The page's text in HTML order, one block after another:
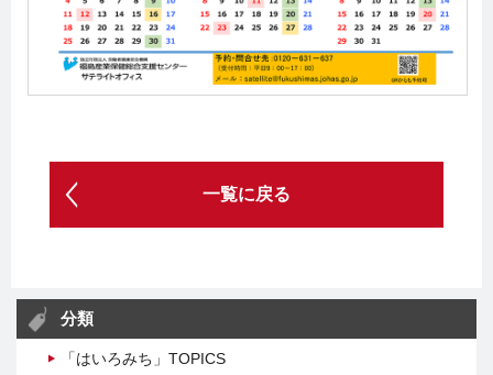
一覧に戻る
分類
「はいろみち」TOPICS